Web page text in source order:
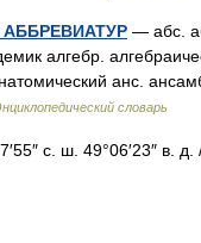
— абс.
алгебр.
анс.
словарь
с. ш. 49°06′23″ в.